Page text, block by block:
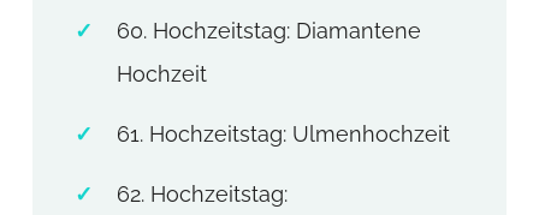
60. Hochzeitstag: Diamantene
Hochzeit
61. Hochzeitstag: Ulmenhochzeit
62. Hochzeitstag: